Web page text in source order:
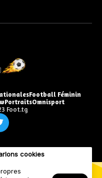
Football Féminin
PortraitsOmnisport
Foot.tg
cookies